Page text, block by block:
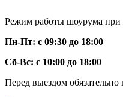
Режим работы шоурума при
Пн-Пт: с 09:30 до 18:00
Сб-Вс: с 10:00 до 18:00
Перед выездом обязательно